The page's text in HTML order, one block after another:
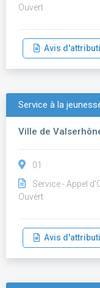
Ouvert
Avis
Service à la
Ville de
01
Service - Appel
Ouvert
Avis